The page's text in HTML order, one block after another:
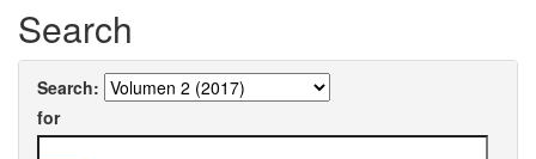
Search
Search:
for